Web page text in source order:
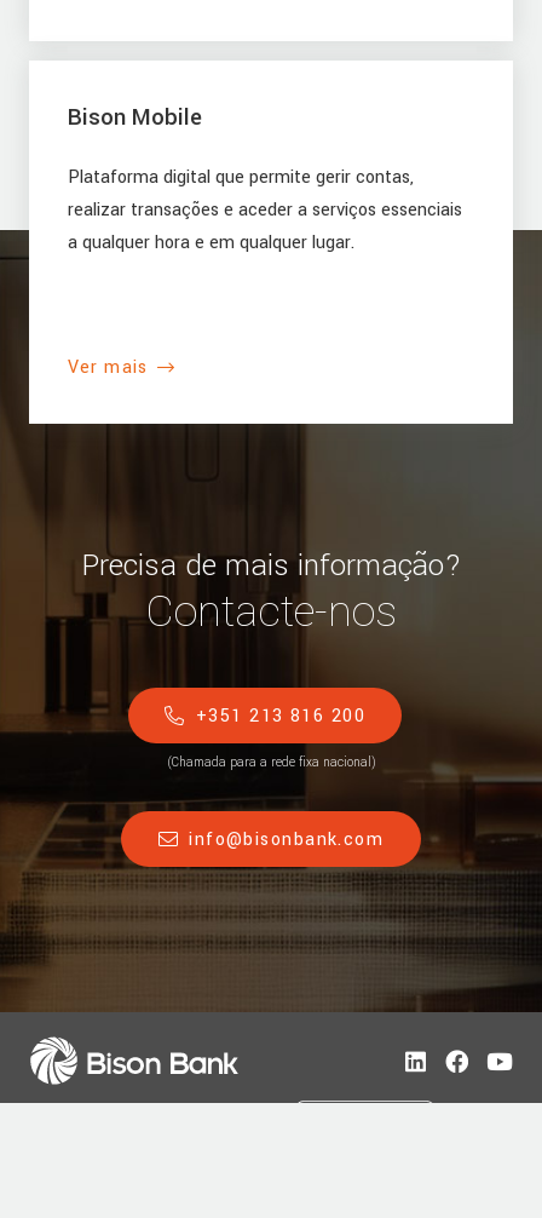
Bison Mobile
Plataforma digital que permite gerir contas,
realizar transações e aceder a serviços essenciais
a qualquer hora e em qualquer lugar.
Ver mais
Precisa de mais informação?
Contacte-nos
+351 213 816 200
(Chamada para a rede fixa nacional)
info@bisonbank.com